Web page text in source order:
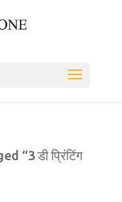
“3 डी प्रिंटिंग